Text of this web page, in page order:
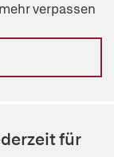
verpassen
für